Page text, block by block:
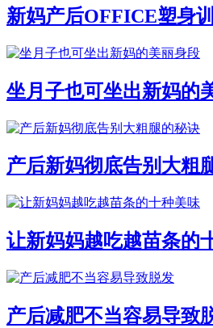
新妈产后OFFICE塑身
坐月子也可坐出新妈的
产后新妈彻底告别大粗
让新妈妈越吃越苗条的
产后减肥不当容易导致